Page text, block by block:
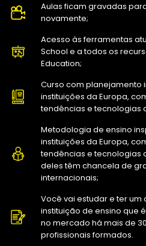
Aulas ficam gravadas
novamente;
Acesso às ferramentas
School e a todos os
Education;
Curso com planejamento
instituições da Europa,
tendências e tecnologias
Metodologia de ensino
instituições da Europa,
tendências e tecnologias
deles têm chancela de
internacionais;
Você vai estudar e ter
instituição de ensino que
no mercado há mais de
profissionais formados.